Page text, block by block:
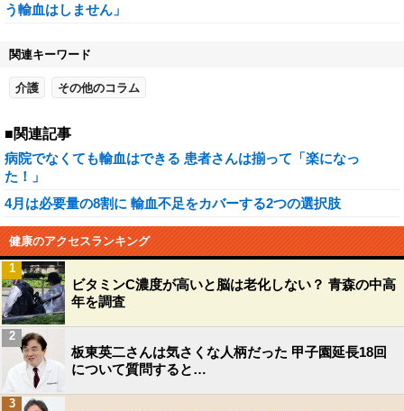
う輸血はしません」
関連キーワード
介護 その他のコラム
■関連記事
病院でなくても輸血はできる 患者さんは揃って「楽になっ
た！」
4月は必要量の8割に 輸血不足をカバーする2つの選択肢
健康のアクセスランキング
ビタミンC濃度が高いと脳は老化しない？ 青森の中高
年を調査
1
板東英二さんは気さくな人柄だった 甲子園延長18回
について質問すると…
2
3